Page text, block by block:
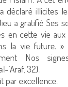
déclaré illicites
a gratifié Ses
en cette vie
la vie future. »
Nos
‘Araf, 32).
par excellence.